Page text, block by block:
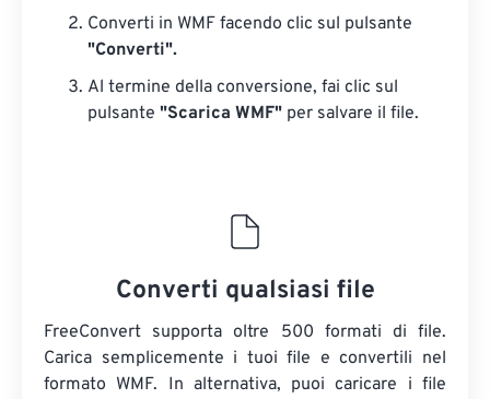
Converti in WMF facendo clic sul pulsante
"Converti".
Al termine della conversione, fai clic sul
pulsante "Scarica WMF" per salvare il file.
Converti qualsiasi file
FreeConvert supporta oltre 500 formati di file.
Carica semplicemente i tuoi file e convertili nel
formato WMF. In alternativa, puoi caricare i file